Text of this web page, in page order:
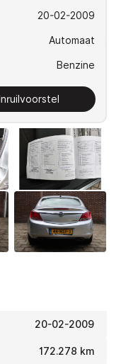
20-02-2009
Automaat
Benzine
Inruilvoorstel
20-02-2009
172.278 km